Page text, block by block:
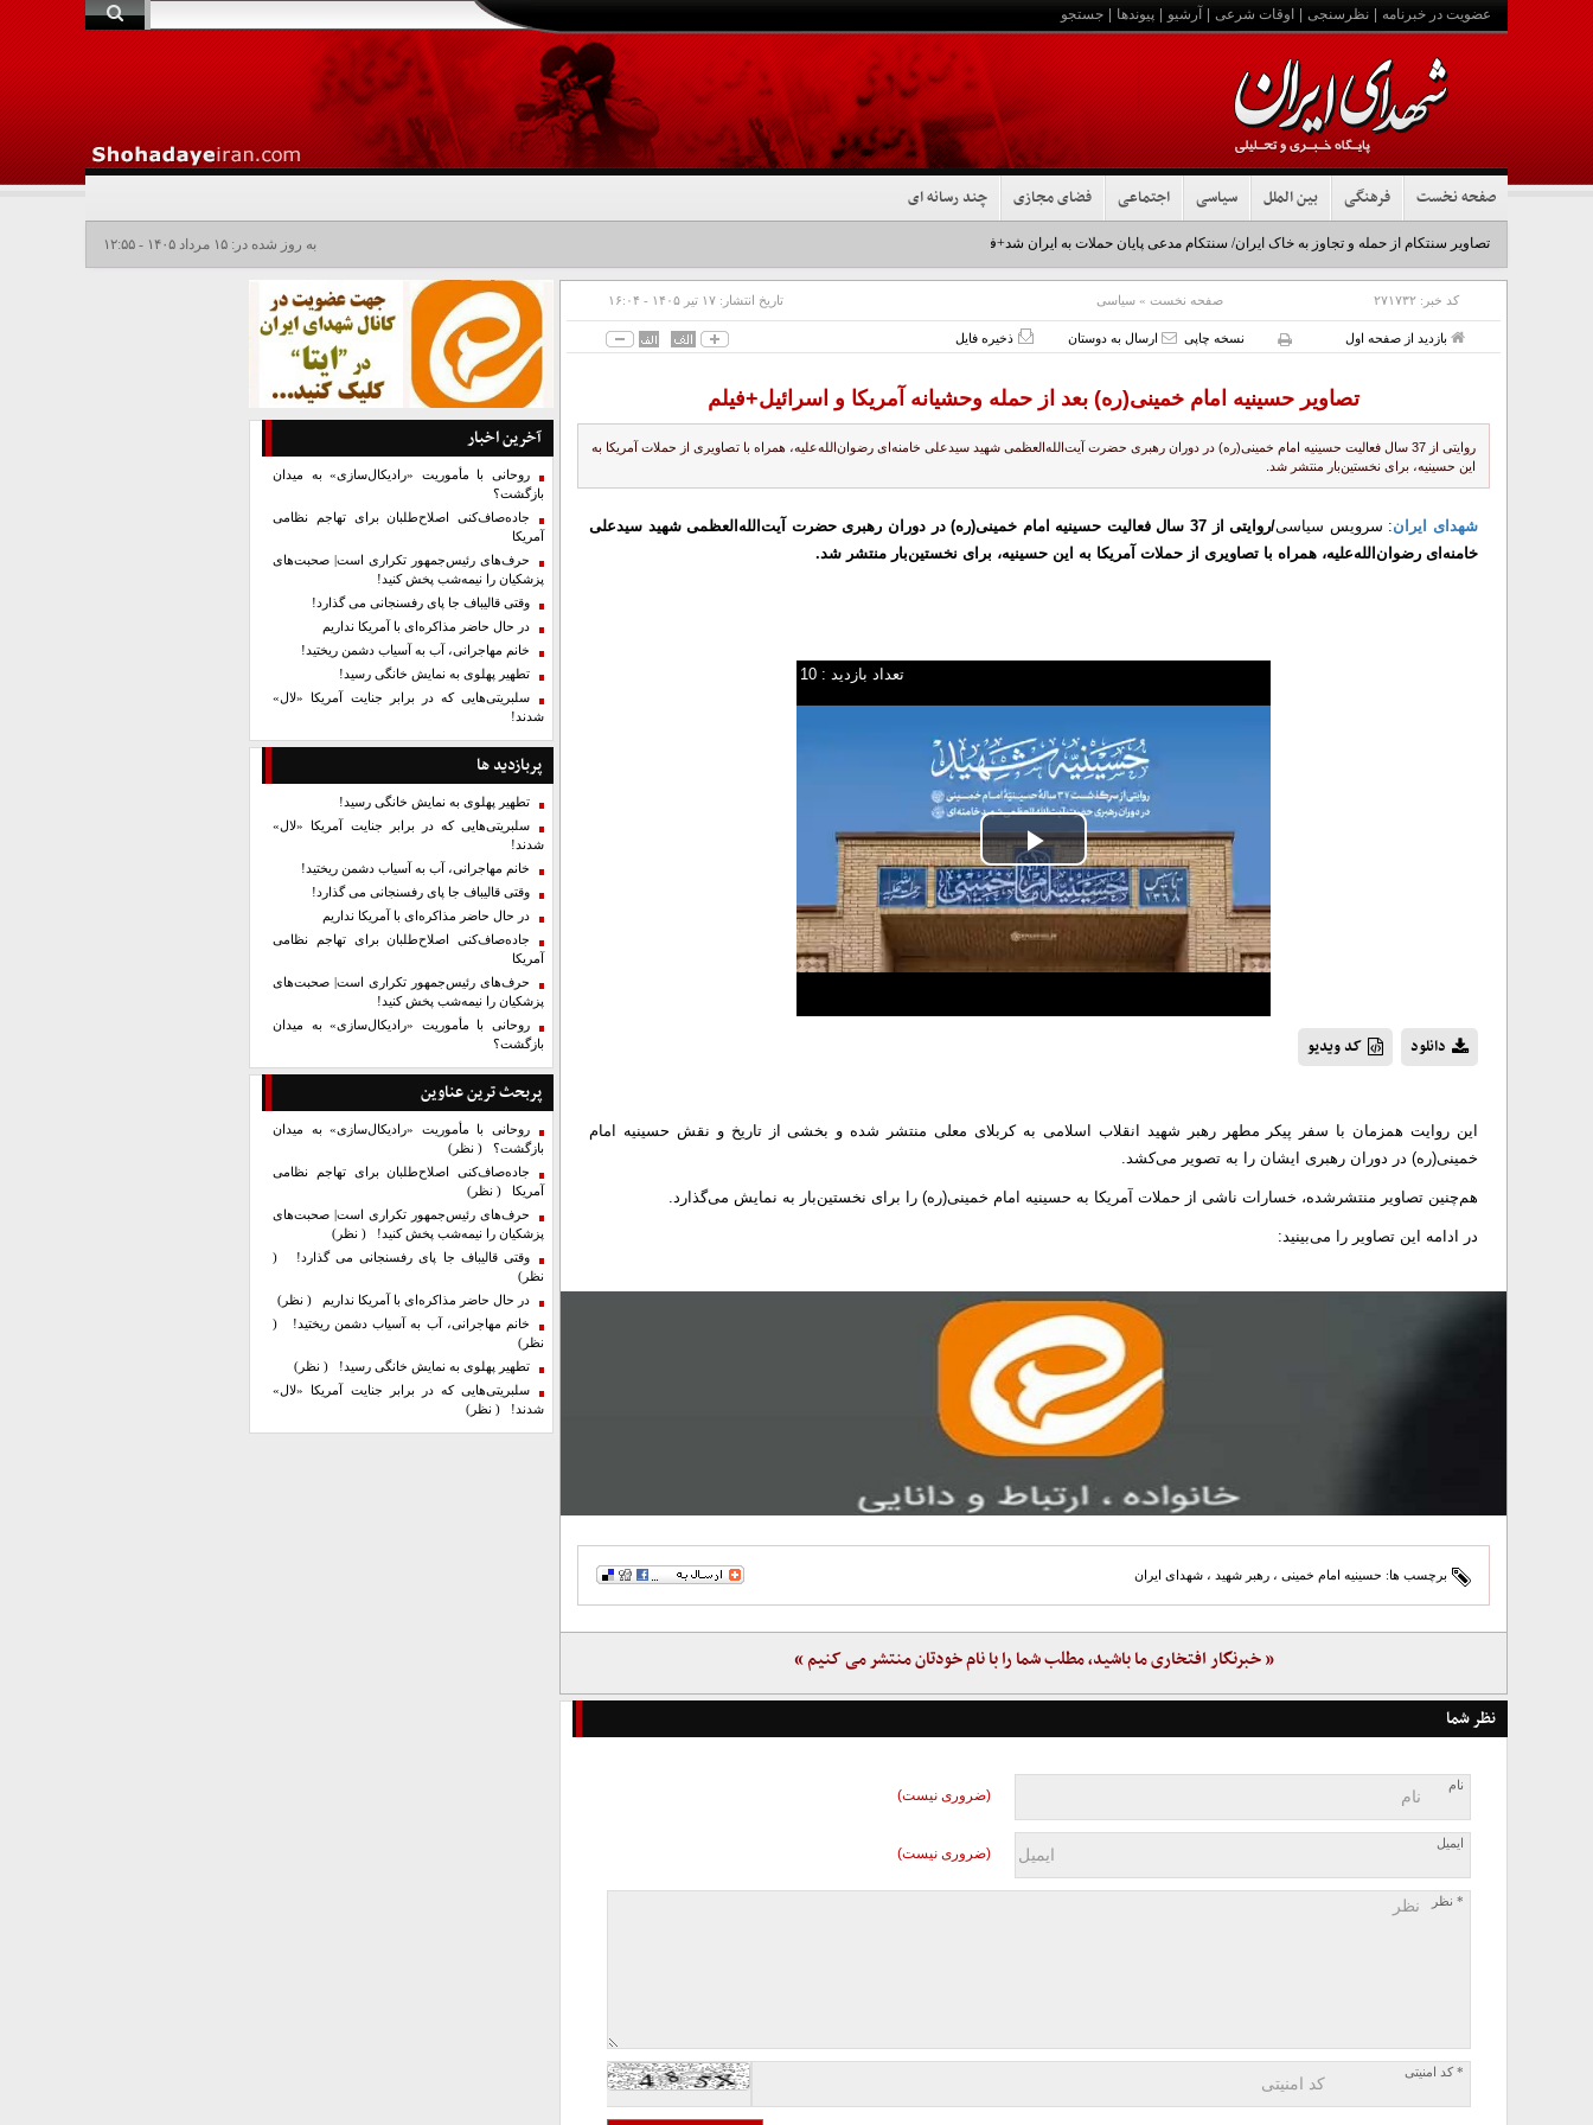
عضویت در خبرنامه نظرسنجی اوقات شرعی آرشیو پیوندها جستجو
صفحه نخست فرهنگی بین الملل سیاسی اجتماعی فضای مجازی چند رسانه ای
تصاویر سنتکام از حمله و تجاوز به خاک ایران/ سنتکام مدعی پایان حملات به ایران شد+فیلم به روز شده در: ۱۵ مرداد ۱۴۰۵ - ۱۲:۵۵
کد خبر: ۲۷۱۷۳۲ صفحه نخست »سیاسی تاریخ انتشار: ۱۷ تير ۱۴۰۵ - ۱۶:۰۴
بازدید از صفحه اول نسخه چاپی ارسال به دوستان ذخیره فایل
تصاویر حسینیه امام خمینی(ره) بعد از حمله وحشیانه آمریکا و اسرائیل+فیلم
روایتی از 37 سال فعالیت حسینیه امام خمینی(ره) در دوران رهبری حضرت آیت‌الله‌العظمی شهید سیدعلی خامنه‌ای رضوان‌الله‌علیه، همراه با تصاویری از حملات آمریکا به
این حسینیه، برای نخستین‌بار منتشر شد.
شهدای ایران: سرویس سیاسی
/روایتی از 37 سال فعالیت حسینیه امام خمینی(ره) در دوران رهبری حضرت آیت‌الله‌العظمی شهید سیدعلی
خامنه‌ای رضوان‌الله‌علیه، همراه با تصاویری از حملات آمریکا به این حسینیه، برای نخستین‌بار منتشر شد.
Play
Video
تعداد بازدید : 10
کد ویدیو دانلود
این روایت همزمان با سفر پیکر مطهر رهبر شهید انقلاب اسلامی به کربلای معلی منتشر شده و بخشی از تاریخ و نقش حسینیه امام
خمینی(ره) در دوران رهبری ایشان را به تصویر می‌کشد.
هم‌چنین تصاویر منتشرشده، خسارات ناشی از حملات آمریکا به حسینیه امام خمینی(ره) را برای نخستین‌بار به نمایش می‌گذارد.
در ادامه این تصاویر را می‌بینید:
برچسب ها: حسینیه امام خمینی ، رهبر شهید ، شهدای ایران
« خبرنگار افتخاری ما باشید، مطلب شما را با نام خودتان منتشر می کنیم »
نظر شما
نام
(ضروری نیست)
ایمیل
(ضروری نیست)
* نظر
* کد امنیتی
آخرین اخبار
روحانی با مأموریت «رادیکال‌سازی» به میدان
بازگشت؟
جاده‌صاف‌کنی اصلاح‌طلبان برای تهاجم نظامی
آمریکا
حرف‌های رئیس‌جمهور تکراری است| صحبت‌های
پزشکیان را نیمه‌شب پخش کنید!
وقتی قالیباف جا پای رفسنجانی می گذارد!
در حال حاضر مذاکره‌ای با آمریکا نداریم
خانم مهاجرانی، آب به آسیاب دشمن ریختید!
تطهیر پهلوی به نمایش خانگی رسید!
سلبریتی‌هایی که در برابر جنایت آمریکا «لال»
شدند!
پربازدید ها
تطهیر پهلوی به نمایش خانگی رسید!
سلبریتی‌هایی که در برابر جنایت آمریکا «لال»
شدند!
خانم مهاجرانی، آب به آسیاب دشمن ریختید!
وقتی قالیباف جا پای رفسنجانی می گذارد!
در حال حاضر مذاکره‌ای با آمریکا نداریم
جاده‌صاف‌کنی اصلاح‌طلبان برای تهاجم نظامی
آمریکا
حرف‌های رئیس‌جمهور تکراری است| صحبت‌های
پزشکیان را نیمه‌شب پخش کنید!
روحانی با مأموریت «رادیکال‌سازی» به میدان
بازگشت؟
پربحث ترین عناوین
روحانی با مأموریت «رادیکال‌سازی» به میدان
بازگشت؟ ( نظر)
جاده‌صاف‌کنی اصلاح‌طلبان برای تهاجم نظامی
آمریکا ( نظر)
حرف‌های رئیس‌جمهور تکراری است| صحبت‌های
پزشکیان را نیمه‌شب پخش کنید! ( نظر)
وقتی قالیباف جا پای رفسنجانی می گذارد! (
نظر)
در حال حاضر مذاکره‌ای با آمریکا نداریم ( نظر)
خانم مهاجرانی، آب به آسیاب دشمن ریختید! (
نظر)
تطهیر پهلوی به نمایش خانگی رسید! ( نظر)
سلبریتی‌هایی که در برابر جنایت آمریکا «لال»
شدند! ( نظر)